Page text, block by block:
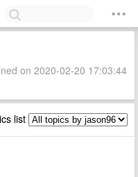
on 2020-02-20 17:03:44
list